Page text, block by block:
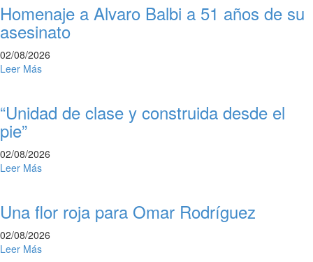
Homenaje a Alvaro Balbi a 51 años de su
asesinato
02/08/2026
Leer Más
“Unidad de clase y construida desde el
pie”
02/08/2026
Leer Más
Una flor roja para Omar Rodríguez
02/08/2026
Leer Más